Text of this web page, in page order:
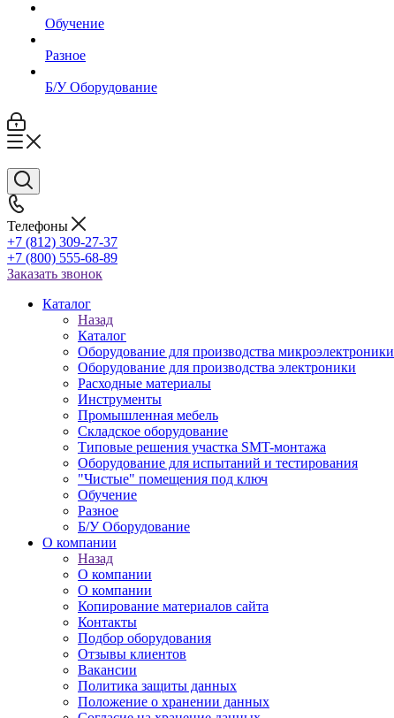
Обучение
Разное
Б/У Оборудование
Телефоны
+7 (812) 309-27-37
+7 (800) 555-68-89
Заказать звонок
Каталог
Назад
Каталог
Оборудование для производства микроэлектроники
Оборудование для производства электроники
Расходные материалы
Инструменты
Промышленная мебель
Складское оборудование
Типовые решения участка SMT-монтажа
Оборудование для испытаний и тестирования
"Чистые" помещения под ключ
Обучение
Разное
Б/У Оборудование
О компании
Назад
О компании
О компании
Копирование материалов сайта
Контакты
Подбор оборудования
Отзывы клиентов
Вакансии
Политика защиты данных
Положение о хранении данных